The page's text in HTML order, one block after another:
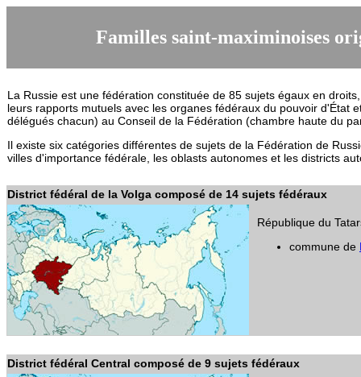
Familles saint-maximinoises
La Russie est une fédération constituée de 85 sujets égaux en
leurs rapports mutuels avec les organes fédéraux du pouvoir d'État
délégués chacun) au Conseil de la Fédération (chambre haute du
Il existe six catégories différentes de sujets de la Fédération de
villes d'importance fédérale , les oblasts autonomes et les districts
District fédéral de la Volga composé de 14 sujets fédéraux
République du
commune de
District fédéral Central composé de 9 sujets fédéraux